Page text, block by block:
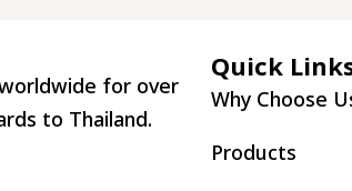
for over
to Thailand.
Quick
Why Choose
Products